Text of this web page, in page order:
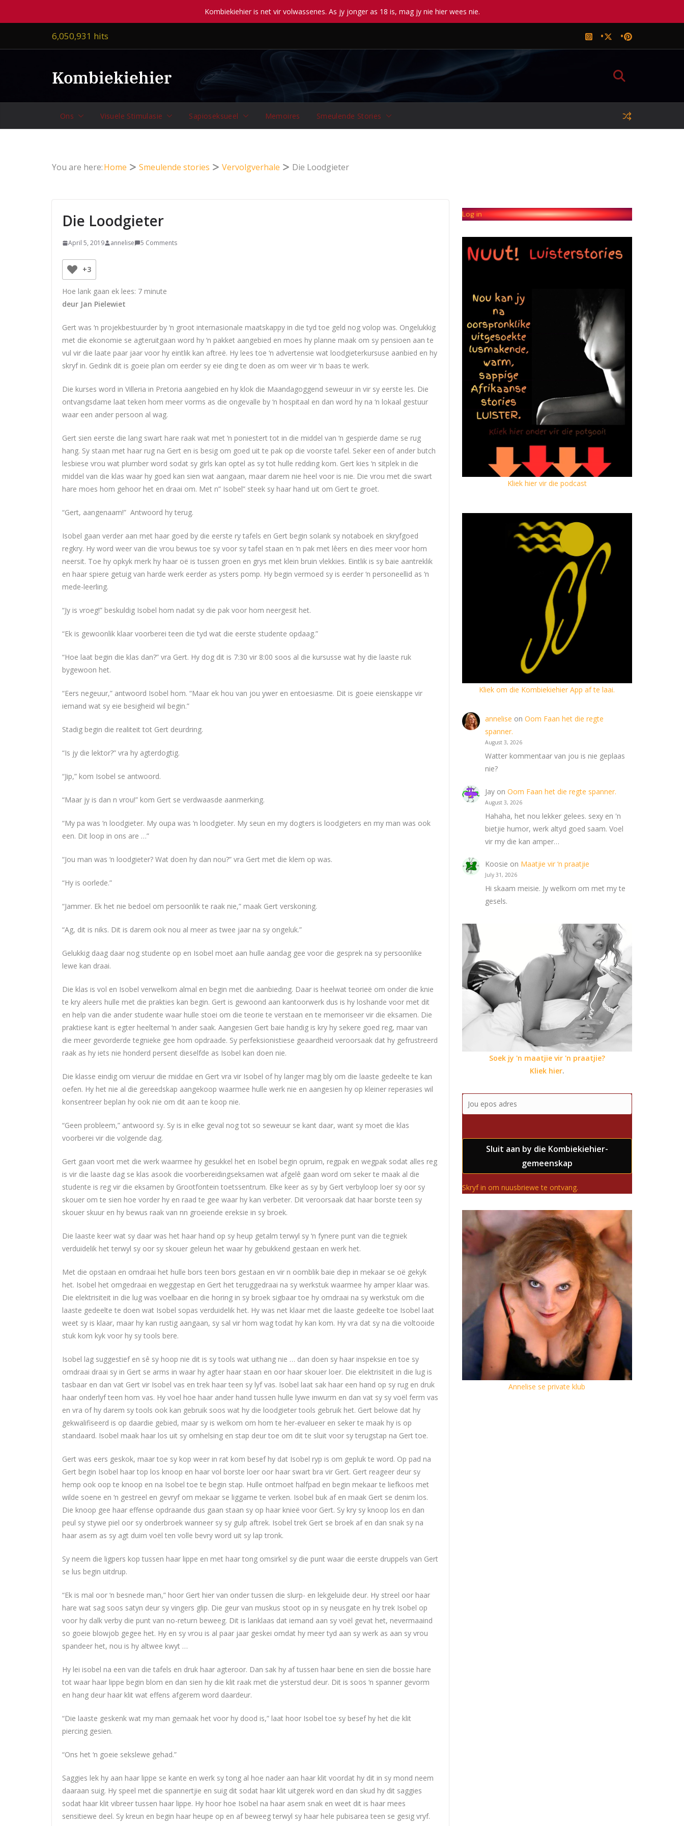
Kombiekiehier is net vir volwassenes. As jy jonger as 18 is, mag jy nie hier wees nie.
6,050,931 hits
Kombiekiehier
Ons Visuele Stimulasie Sapioseksueel Memoires Smeulende Stories
You are here:Home Smeulende stories Vervolgverhale Die Loodgieter
Die Loodgieter
April 5, 2019 annelise 5 Comments
+3
Hoe lank gaan ek lees: 7 minute
deur Jan Pielewiet
Gert was ‘n projekbestuurder by ‘n groot internasionale maatskappy in die tyd toe geld nog volop was. Ongelukkig
met die ekonomie se agteruitgaan word hy ‘n pakket aangebied en moes hy planne maak om sy pensioen aan te
vul vir die laate paar jaar voor hy eintlik kan aftreë. Hy lees toe ‘n advertensie wat loodgieterkursuse aanbied en hy
skryf in. Gedink dit is goeie plan om eerder sy eie ding te doen as om weer vir ‘n baas te werk.
Die kurses word in Villeria in Pretoria aangebied en hy klok die Maandagoggend seweuur in vir sy eerste les. Die
ontvangsdame laat teken hom meer vorms as die ongevalle by ‘n hospitaal en dan word hy na ‘n lokaal gestuur
waar een ander persoon al wag.
Gert sien eerste die lang swart hare raak wat met ‘n poniestert tot in die middel van ‘n gespierde dame se rug
hang. Sy staan met haar rug na Gert en is besig om goed uit te pak op die voorste tafel. Seker een of ander butch
lesbiese vrou wat plumber word sodat sy girls kan optel as sy tot hulle redding kom. Gert kies ‘n sitplek in die
middel van die klas waar hy goed kan sien wat aangaan, maar darem nie heel voor is nie. Die vrou met die swart
hare moes hom gehoor het en draai om. Met n” Isobel” steek sy haar hand uit om Gert te groet.
“Gert, aangenaam!” Antwoord hy terug.
Isobel gaan verder aan met haar goed by die eerste ry tafels en Gert begin solank sy notaboek en skryfgoed
regkry. Hy word weer van die vrou bewus toe sy voor sy tafel staan en ‘n pak met lêers en dies meer voor hom
neersit. Toe hy opkyk merk hy haar oë is tussen groen en grys met klein bruin vlekkies. Eintlik is sy baie aantreklik
en haar spiere getuig van harde werk eerder as ysters pomp. Hy begin vermoed sy is eerder ‘n personeellid as ‘n
mede-leerling.
“Jy is vroeg!” beskuldig Isobel hom nadat sy die pak voor hom neergesit het.
“Ek is gewoonlik klaar voorberei teen die tyd wat die eerste studente opdaag.”
“Hoe laat begin die klas dan?” vra Gert. Hy dog dit is 7:30 vir 8:00 soos al die kursusse wat hy die laaste ruk
bygewoon het.
“Eers negeuur,” antwoord Isobel hom. “Maar ek hou van jou ywer en entoesiasme. Dit is goeie eienskappe vir
iemand wat sy eie besigheid wil begin.”
Stadig begin die realiteit tot Gert deurdring.
“Is jy die lektor?” vra hy agterdogtig.
“Jip,” kom Isobel se antwoord.
“Maar jy is dan n vrou!” kom Gert se verdwaasde aanmerking.
“My pa was ‘n loodgieter. My oupa was ‘n loodgieter. My seun en my dogters is loodgieters en my man was ook
een. Dit loop in ons are …”
“Jou man was ‘n loodgieter? Wat doen hy dan nou?” vra Gert met die klem op was.
“Hy is oorlede.”
“Jammer. Ek het nie bedoel om persoonlik te raak nie,” maak Gert verskoning.
“Ag, dit is niks. Dit is darem ook nou al meer as twee jaar na sy ongeluk.”
Gelukkig daag daar nog studente op en Isobel moet aan hulle aandag gee voor die gesprek na sy persoonlike
lewe kan draai.
Die klas is vol en Isobel verwelkom almal en begin met die aanbieding. Daar is heelwat teorieë om onder die knie
te kry aleers hulle met die prakties kan begin. Gert is gewoond aan kantoorwerk dus is hy loshande voor met dit
en help van die ander studente waar hulle stoei om die teorie te verstaan en te memoriseer vir die eksamen. Die
praktiese kant is egter heeltemal ‘n ander saak. Aangesien Gert baie handig is kry hy sekere goed reg, maar van
die meer gevorderde tegnieke gee hom opdraade. Sy perfeksionistiese geaardheid veroorsaak dat hy gefrustreerd
raak as hy iets nie honderd persent dieselfde as Isobel kan doen nie.
Die klasse eindig om vieruur die middae en Gert vra vir Isobel of hy langer mag bly om die laaste gedeelte te kan
oefen. Hy het nie al die gereedskap aangekoop waarmee hulle werk nie en aangesien hy op kleiner reperasies wil
konsentreer beplan hy ook nie om dit aan te koop nie.
“Geen probleem,” antwoord sy. Sy is in elke geval nog tot so seweuur se kant daar, want sy moet die klas
voorberei vir die volgende dag.
Gert gaan voort met die werk waarmee hy gesukkel het en Isobel begin opruim, regpak en wegpak sodat alles reg
is vir die laaste dag se klas asook die voorbereidingseksamen wat afgelê gaan word om seker te maak al die
studente is reg vir die eksamen by Grootfontein toetssentrum. Elke keer as sy by Gert verbyloop loer sy oor sy
skouer om te sien hoe vorder hy en raad te gee waar hy kan verbeter. Dit veroorsaak dat haar borste teen sy
skouer skuur en hy bewus raak van nn groeiende ereksie in sy broek.
Die laaste keer wat sy daar was het haar hand op sy heup getalm terwyl sy ‘n fynere punt van die tegniek
verduidelik het terwyl sy oor sy skouer geleun het waar hy gebukkend gestaan en werk het.
Met die opstaan en omdraai het hulle bors teen bors gestaan en vir n oomblik baie diep in mekaar se oë gekyk
het. Isobel het omgedraai en weggestap en Gert het teruggedraai na sy werkstuk waarmee hy amper klaar was.
Die elektrisiteit in die lug was voelbaar en die horing in sy broek sigbaar toe hy omdraai na sy werkstuk om die
laaste gedeelte te doen wat Isobel sopas verduidelik het. Hy was net klaar met die laaste gedeelte toe Isobel laat
weet sy is klaar, maar hy kan rustig aangaan, sy sal vir hom wag todat hy kan kom. Hy vra dat sy na die voltooide
stuk kom kyk voor hy sy tools bere.
Isobel lag suggestief en sê sy hoop nie dit is sy tools wat uithang nie … dan doen sy haar inspeksie en toe sy
omdraai draai sy in Gert se arms in waar hy agter haar staan en oor haar skouer loer. Die elektrisiteit in die lug is
tasbaar en dan vat Gert vir Isobel vas en trek haar teen sy lyf vas. Isobel laat sak haar een hand op sy rug en druk
haar onderlyf teen hom vas. Hy voel hoe haar ander hand tussen hulle lywe inwurm en dan vat sy sy voël ferm vas
en vra of hy darem sy tools ook kan gebruik soos wat hy die loodgieter tools gebruik het. Gert belowe dat hy
gekwalifiseerd is op daardie gebied, maar sy is welkom om hom te her-evalueer en seker te maak hy is op
standaard. Isobel maak haar los uit sy omhelsing en stap deur toe om dit te sluit voor sy terugstap na Gert toe.
Gert was eers geskok, maar toe sy kop weer in rat kom besef hy dat Isobel ryp is om gepluk te word. Op pad na
Gert begin Isobel haar top los knoop en haar vol borste loer oor haar swart bra vir Gert. Gert reageer deur sy
hemp ook oop te knoop en na Isobel toe te begin stap. Hulle ontmoet halfpad en begin mekaar te liefkoos met
wilde soene en ‘n gestreel en gevryf om mekaar se liggame te verken. Isobel buk af en maak Gert se denim los.
Die knoop gee haar effense opdraande dus gaan staan sy op haar knieë voor Gert. Sy kry sy knoop los en dan
peul sy stywe piel oor sy onderbroek wanneer sy sy gulp aftrek. Isobel trek Gert se broek af en dan snak sy na
haar asem as sy agt duim voël ten volle bevry word uit sy lap tronk.
Sy neem die ligpers kop tussen haar lippe en met haar tong omsirkel sy die punt waar die eerste druppels van Gert
se lus begin uitdrup.
“Ek is mal oor ‘n besnede man,” hoor Gert hier van onder tussen die slurp- en lekgeluide deur. Hy streel oor haar
hare wat sag soos satyn deur sy vingers glip. Die geur van muskus stoot op in sy neusgate en hy trek Isobel op
voor hy dalk verby die punt van no-return beweeg. Dit is lanklaas dat iemand aan sy voël gevat het, nevermaaind
so goeie blowjob gegee het. Hy en sy vrou is al paar jaar geskei omdat hy meer tyd aan sy werk as aan sy vrou
spandeer het, nou is hy altwee kwyt …
Hy lei isobel na een van die tafels en druk haar agteroor. Dan sak hy af tussen haar bene en sien die bossie hare
tot waar haar lippe begin blom en dan sien hy die klit raak met die ysterstud deur. Dit is soos ‘n spanner gevorm
en hang deur haar klit wat effens afgerem word daardeur.
“Die laaste geskenk wat my man gemaak het voor hy dood is,” laat hoor Isobel toe sy besef hy het die klit
piercing gesien.
“Ons het ‘n goeie sekslewe gehad.”
Saggies lek hy aan haar lippe se kante en werk sy tong al hoe nader aan haar klit voordat hy dit in sy mond neem
daaraan suig. Hy speel met die spannertjie en suig dit sodat haar klit uitgerek word en dan skud hy dit saggies
sodat haar klit vibreer tussen haar lippe. Hy hoor hoe Isobel na haar asem snak en weet dit is haar mees
sensitiewe deel. Sy kreun en begin haar heupe op en af beweeg terwyl sy haar hele pubisarea teen se gesig vryf.
Log in
Kliek hier vir die podcast
Kliek om die Kombiekiehier App af te laai.
annelise onOom Faan het die regte
spanner.
August 3, 2026
Watter kommentaar van jou is nie geplaas
nie?
Jay onOom Faan het die regte spanner.
August 3, 2026
Hahaha, het nou lekker gelees. sexy en 'n
bietjie humor, werk altyd goed saam. Voel
vir my die kan amper…
Koosie on Maatjie vir ‘n praatjie
July 31, 2026
Hi skaam meisie. Jy welkom om met my te
gesels.
Soek jy 'n maatjie vir 'n praatjie?
Kliek hier.
Sluit aan by die Kombiekiehier-
gemeenskap
Skryf in om nuusbriewe te ontvang.
Annelise se private klub